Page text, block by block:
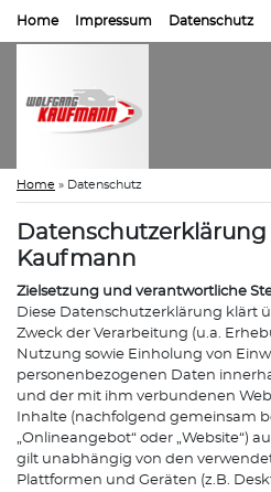
Home Impressum Datenschutz
Home » Datenschutz
Kaufmann
Zielsetzung und verantwortliche
Diese Datenschutzerklärung klärt
Zweck der Verarbeitung (u.a.
Nutzung sowie Einholung von
personenbezogenen Daten
und der mit ihm verbundenen
Inhalte (nachfolgend gemeinsam
„Onlineangebot“ oder „Website“)
gilt unabhängig von den
Plattformen und Geräten (z.B.